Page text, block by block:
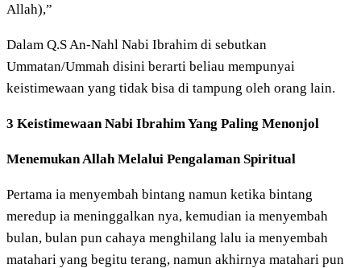
Allah),”
Dalam Q.S An-Nahl Nabi Ibrahim di sebutkan
Ummatan/Ummah disini berarti beliau mempunyai
keistimewaan yang tidak bisa di tampung oleh orang lain.
3 Keistimewaan Nabi Ibrahim Yang Paling Menonjol
Menemukan Allah Melalui Pengalaman Spiritual
Pertama ia menyembah bintang namun ketika bintang
meredup ia meninggalkan nya, kemudian ia menyembah
bulan, bulan pun cahaya menghilang lalu ia menyembah
matahari yang begitu terang, namun akhirnya matahari pun